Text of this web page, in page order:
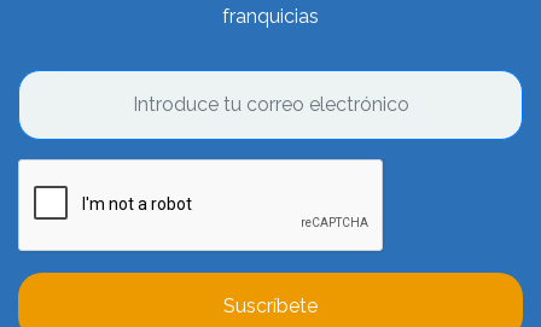
franquicias
Suscríbete